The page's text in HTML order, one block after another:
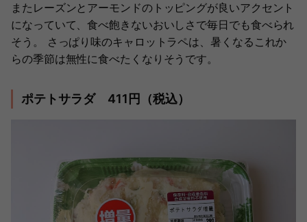
またレーズンとアーモンドのトッピングが良いアクセント
になっていて、食べ飽きないおいしさで毎日でも食べられ
そう。 さっぱり味のキャロットラペは、暑くなるこれか
らの季節は無性に食べたくなりそうです。
ポテトサラダ 411円（税込）